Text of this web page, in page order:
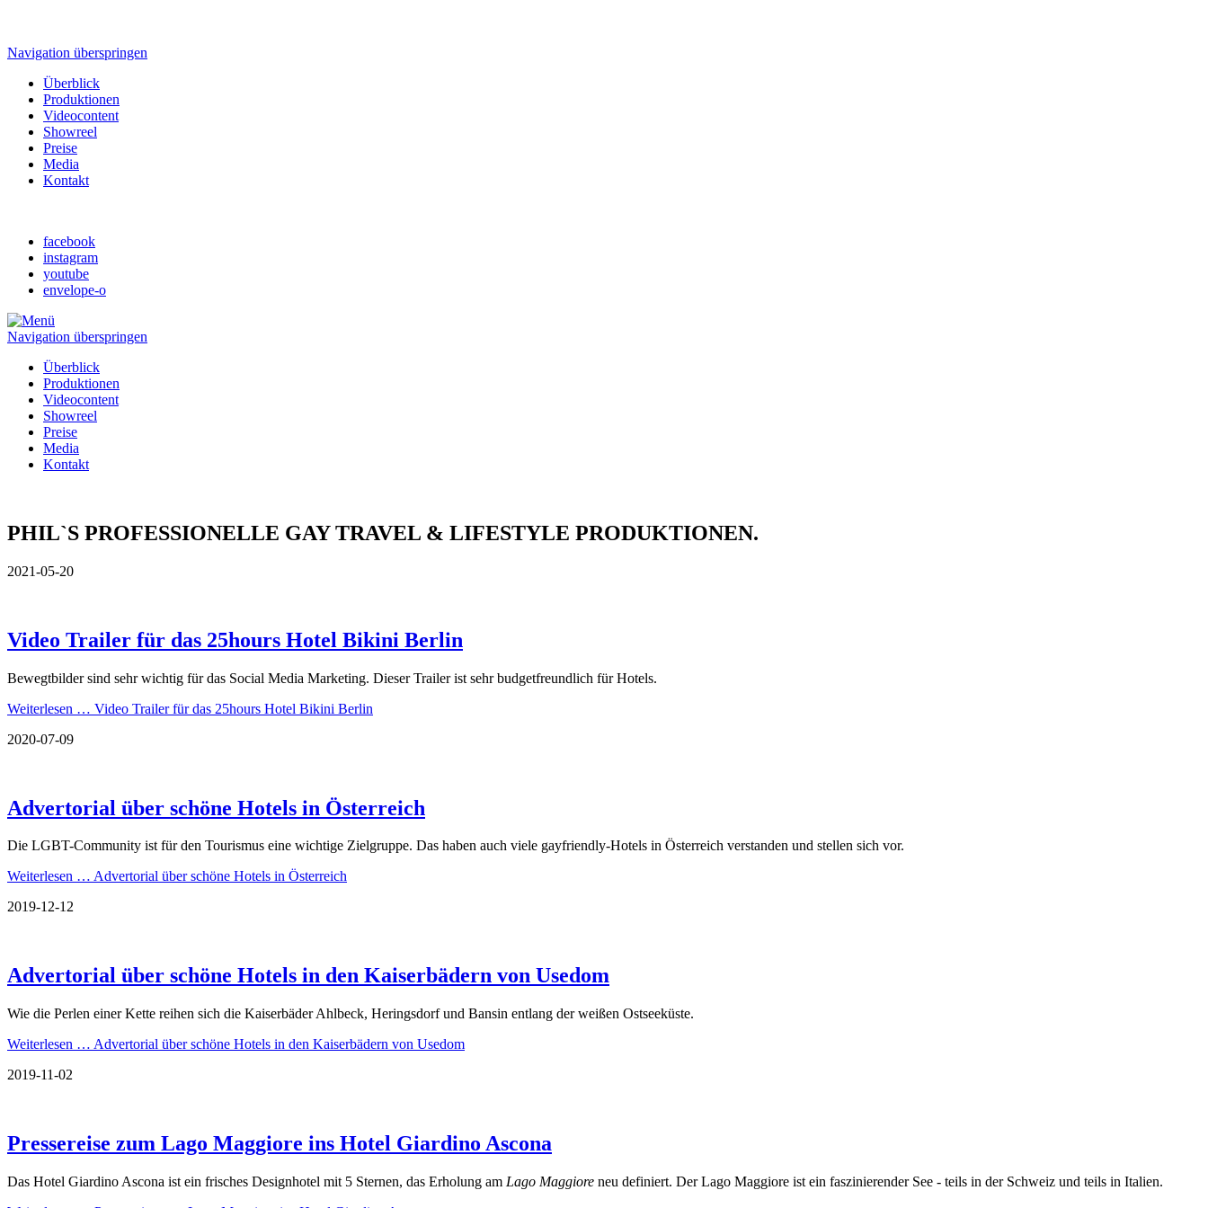
Navigation überspringen
Überblick
Produktionen
Videocontent
Showreel
Preise
Media
Kontakt
facebook
instagram
youtube
envelope-o
Navigation überspringen
Überblick
Produktionen
Videocontent
Showreel
Preise
Media
Kontakt
PHIL`S PROFESSIONELLE GAY TRAVEL & LIFESTYLE PRODUKTIONEN.
2021-05-20
Video Trailer für das 25hours Hotel Bikini Berlin
Bewegtbilder sind sehr wichtig für das Social Media Marketing. Dieser Trailer ist sehr budgetfreundlich für Hotels.
Weiterlesen … Video Trailer für das 25hours Hotel Bikini Berlin
2020-07-09
Advertorial über schöne Hotels in Österreich
Die LGBT-Community ist für den Tourismus eine wichtige Zielgruppe. Das haben auch viele gayfriendly-Hotels in Österreich verstanden und stellen sich vor.
Weiterlesen … Advertorial über schöne Hotels in Österreich
2019-12-12
Advertorial über schöne Hotels in den Kaiserbädern von Usedom
Wie die Perlen einer Kette reihen sich die Kaiserbäder Ahlbeck, Heringsdorf und Bansin entlang der weißen Ostseeküste.
Weiterlesen … Advertorial über schöne Hotels in den Kaiserbädern von Usedom
2019-11-02
Pressereise zum Lago Maggiore ins Hotel Giardino Ascona
Das Hotel Giardino Ascona ist ein frisches Designhotel mit 5 Sternen, das Erholung am Lago Maggiore neu definiert. Der Lago Maggiore ist ein faszinierender See - teils in der Schweiz und teils in Italien.